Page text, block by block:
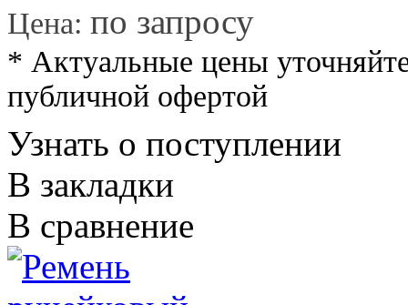
Цена: по запросу
* Актуальные цены
публичной офертой
Узнать о поступлении
В закладки
В сравнение